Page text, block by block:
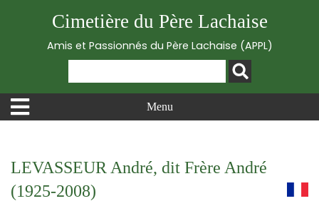
Cimetière du Père Lachaise
Amis et Passionnés du Père Lachaise (APPL)
Menu
LEVASSEUR André, dit Frère André
(1925-2008)